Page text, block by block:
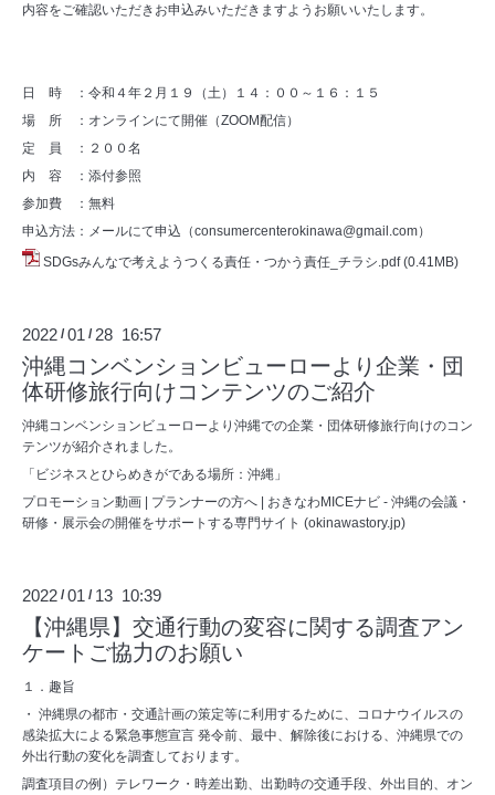
内容をご確認いただきお申込みいただきますようお願いいたします。
日 時 ：令和４年２月１９（土）１４：００～１６：１５
場 所 ：オンラインにて開催（ZOOM配信）
定 員 ：２００名
内 容 ：添付参照
参加費 ：無料
申込方法：メールにて申込（consumercenterokinawa@gmail.com）
SDGsみんなで考えようつくる責任・つかう責任_チラシ.pdf (0.41MB)
2022 /01 / 28 16:57
沖縄コンベンションビューローより企業・団
体研修旅行向けコンテンツのご紹介
沖縄コンベンションビューローより沖縄での企業・団体研修旅行向けのコン
テンツが紹介されました。
「ビジネスとひらめきがである場所：沖縄」
プロモーション動画 | プランナーの方へ | おきなわMICEナビ - 沖縄の会議・
研修・展示会の開催をサポートする専門サイト (okinawastory.jp)
2022 /01 / 13 10:39
【沖縄県】交通行動の変容に関する調査アン
ケートご協力のお願い
１．趣旨
・ 沖縄県の都市・交通計画の策定等に利用するために、コロナウイルスの
感染拡大による緊急事態宣言 発令前、最中、解除後における、沖縄県での
外出行動の変化を調査しております。
調査項目の例）テレワーク・時差出勤、出勤時の交通手段、外出目的、オン